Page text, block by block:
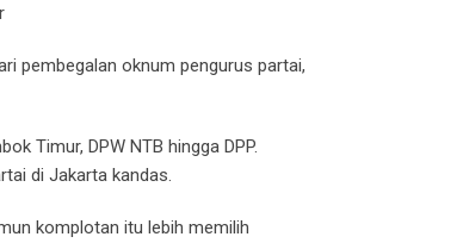
pembegalan oknum pengurus partai,
Timur, DPW NTB hingga DPP.
di Jakarta kandas.
komplotan itu lebih memilih